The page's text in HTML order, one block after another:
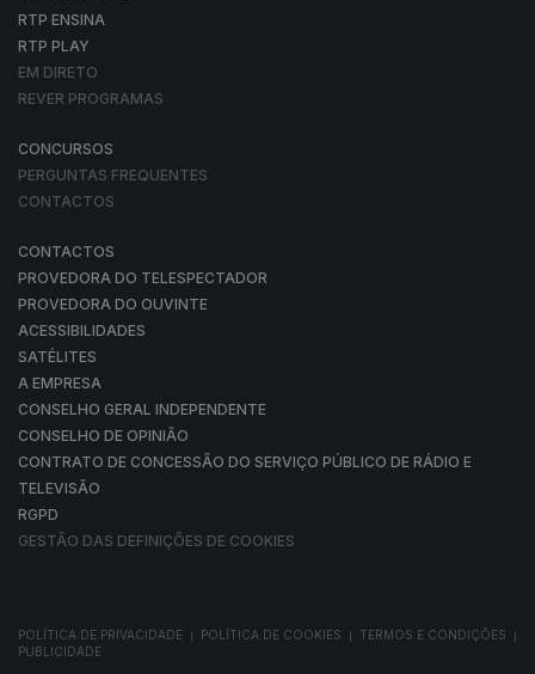
RTP ENSINA
RTP PLAY
EM DIRETO
REVER PROGRAMAS
CONCURSOS
PERGUNTAS FREQUENTES
CONTACTOS
CONTACTOS
PROVEDORA DO TELESPECTADOR
PROVEDORA DO OUVINTE
ACESSIBILIDADES
SATÉLITES
A EMPRESA
CONSELHO GERAL INDEPENDENTE
CONSELHO DE OPINIÃO
CONTRATO DE CONCESSÃO DO SERVIÇO PÚBLICO DE RÁDIO E
TELEVISÃO
RGPD
GESTÃO DAS DEFINIÇÕES DE COOKIES
POLÍTICA DE PRIVACIDADE POLÍTICA DE COOKIES TERMOS E CONDIÇÕES
PUBLICIDADE